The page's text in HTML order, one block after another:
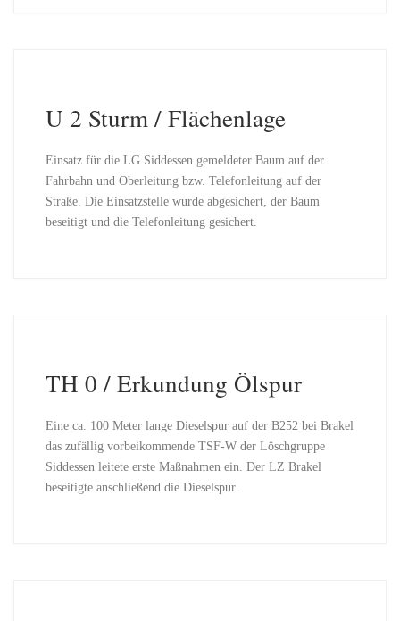
U 2 Sturm / Flächenlage
Einsatz für die LG Siddessen gemeldeter Baum auf der
Fahrbahn und Oberleitung bzw. Telefonleitung auf der
Straße. Die Einsatzstelle wurde abgesichert, der Baum
beseitigt und die Telefonleitung gesichert.
TH 0 / Erkundung Ölspur
Eine ca. 100 Meter lange Dieselspur auf der B252 bei Brakel
das zufällig vorbeikommende TSF-W der Löschgruppe
Siddessen leitete erste Maßnahmen ein. Der LZ Brakel
beseitigte anschließend die Dieselspur.